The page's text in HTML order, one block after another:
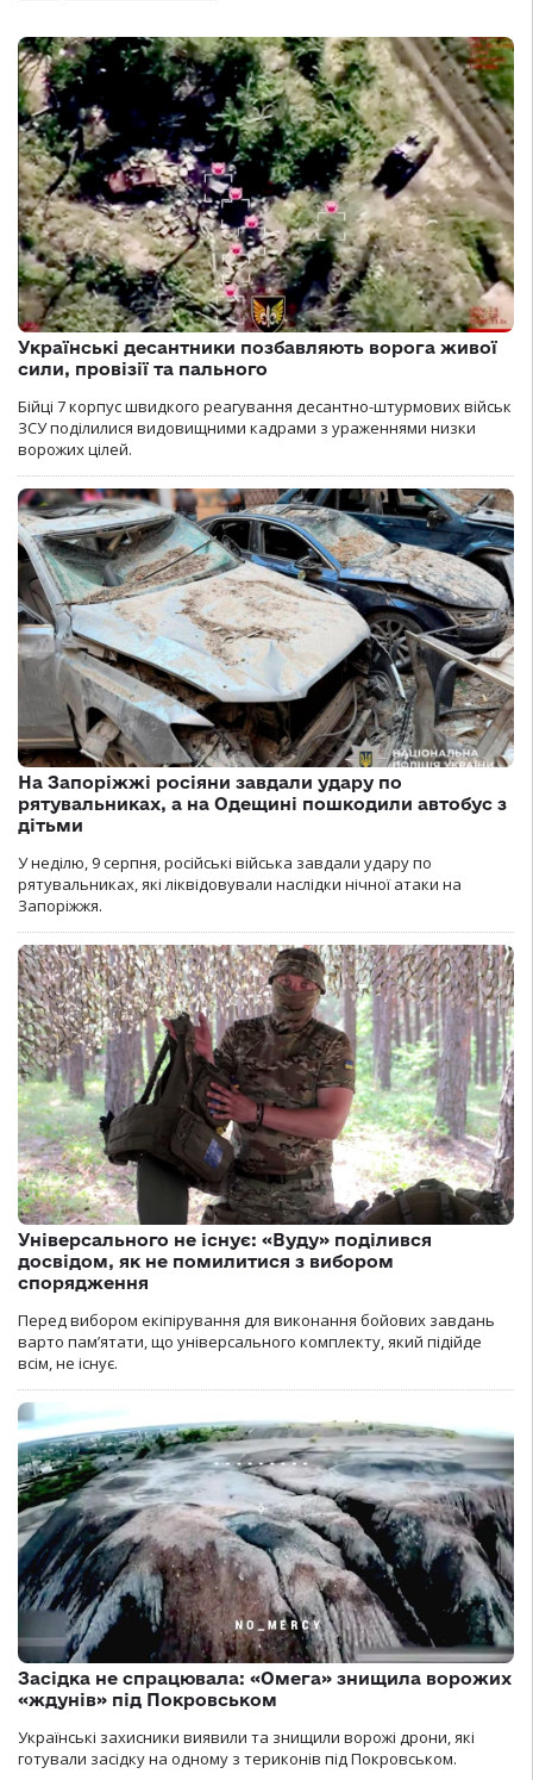
Українські десантники позбавляють ворога живої
сили, провізії та пального
Бійці 7 корпус швидкого реагування десантно-штурмових військ
ЗСУ поділилися видовищними кадрами з ураженнями низки
ворожих цілей.
На Запоріжжі росіяни завдали удару по
рятувальниках, а на Одещині пошкодили автобус з
дітьми
У неділю, 9 серпня, російські війська завдали удару по
рятувальниках, які ліквідовували наслідки нічної атаки на
Запоріжжя.
Універсального не існує: «Вуду» поділився
досвідом, як не помилитися з вибором
спорядження
Перед вибором екіпірування для виконання бойових завдань
варто пам’ятати, що універсального комплекту, який підійде
всім, не існує.
Засідка не спрацювала: «Омега» знищила ворожих
«ждунів» під Покровськом
Українські захисники виявили та знищили ворожі дрони, які
готували засідку на одному з териконів під Покровськом.